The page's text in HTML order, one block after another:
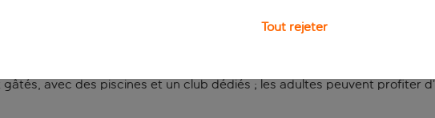
plage de Costa Teguise, le BlueBay Lanzarote offre un cadre paisible
entre les grandes piscines extérieures et les nombreuses
avec des piscines et un club dédiés ; les adultes peuvent profiter
Tout rejeter